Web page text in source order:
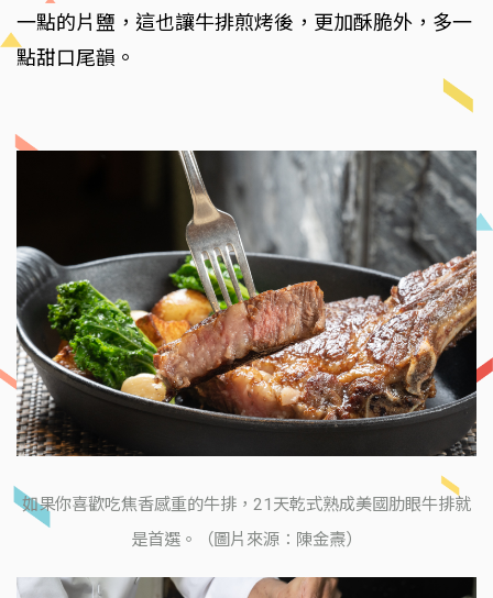
一點的片鹽，這也讓牛排煎烤後，更加酥脆外，多一
點甜口尾韻。
如果你喜歡吃焦香感重的牛排，21天乾式熟成美國肋眼牛排就
是首選。（圖片來源：陳金燾）